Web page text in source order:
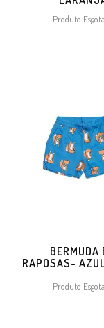
Produto
BERMUDA
RAPOSAS-
Produto